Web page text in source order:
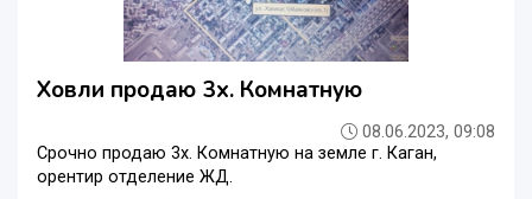
Ховли продаю 3х. Комнатную
08.06.2023, 09:08
Срочно продаю 3х. Комнатную на земле г. Каган,
орентир отделение ЖД.